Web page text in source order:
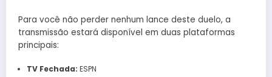
Para você não perder nenhum lance deste duelo, a
transmissão estará disponível em duas plataformas
principais:
TV Fechada: ESPN